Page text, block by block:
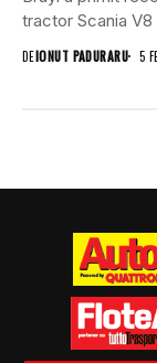
tractor Scania
DEIONUT PADURARU 5